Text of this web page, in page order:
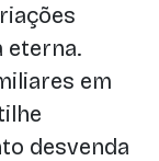
eterna.
em
desvenda